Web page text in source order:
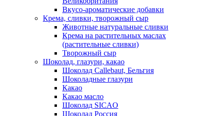
Вкусо-ароматические добавки
Крема, сливки, творожный сыр
Животные натуральные сливки
Крема на растительных маслах
(растительные сливки)
Творожный сыр
Шоколад, глазури, какао
Шоколад Callebaut, Бельгия
Шоколадные глазури
Какао
Какао масло
Шоколад SICAO
Шоколад Россия